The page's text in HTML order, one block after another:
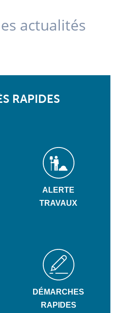
actualités
RAPIDES
ALERTE
TRAVAUX
DÉMARCHES
RAPIDES